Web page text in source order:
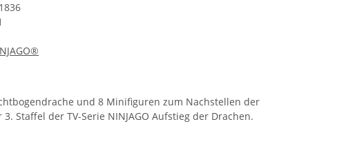
und 8 Minifiguren zum Nachstellen der
Staffel der TV-Serie NINJAGO Aufstieg der Drachen.